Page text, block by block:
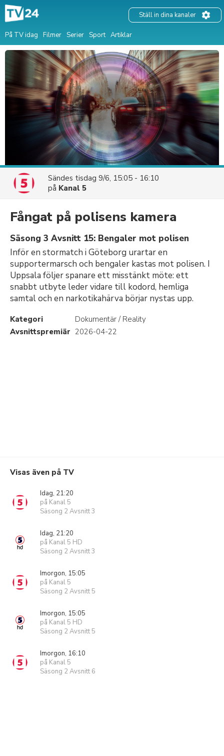
På TV idag Filmer Serier Sport Artiklar
Ställ in dina kanaler
Sändes tisdag 9/6, 15:05 - 16:10
på Kanal 5
Fångat på polisens kamera
Säsong 3 Avsnitt 15: Bengaler mot polisen
Inför en stormatch i Göteborg urartar en
supportermarsch och bengaler kastas mot polisen. I
Uppsala följer spanare ett misstänkt möte: ett
snabbt utbyte leder vidare till kodord, hemliga
samtal och en narkotikahärva börjar nystas upp.
Kategori
Dokumentär / Reality
Avsnittspremiär 2026-04-22
Visas även på TV
Idag, 21:20
på Kanal 5
Säsong 2 Avsnitt 3
Idag, 21:20
på Kanal 5 HD
Säsong 2 Avsnitt 3
Imorgon, 15:05
på Kanal 5
Säsong 2 Avsnitt 5
Imorgon, 15:05
på Kanal 5 HD
Säsong 2 Avsnitt 5
Imorgon, 16:10
på Kanal 5
Säsong 2 Avsnitt 6